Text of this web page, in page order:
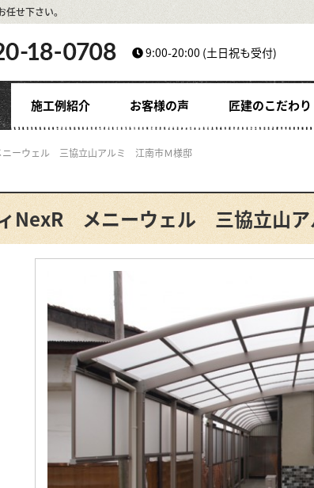
任せ下さい。
9:00-20:00 (土日祝も受付)
施工例紹介 お客様の声 匠建のこだわり
ーウェル 三協立山アルミ 江南市Ｍ様邸
NexR メニーウェル 三協立山